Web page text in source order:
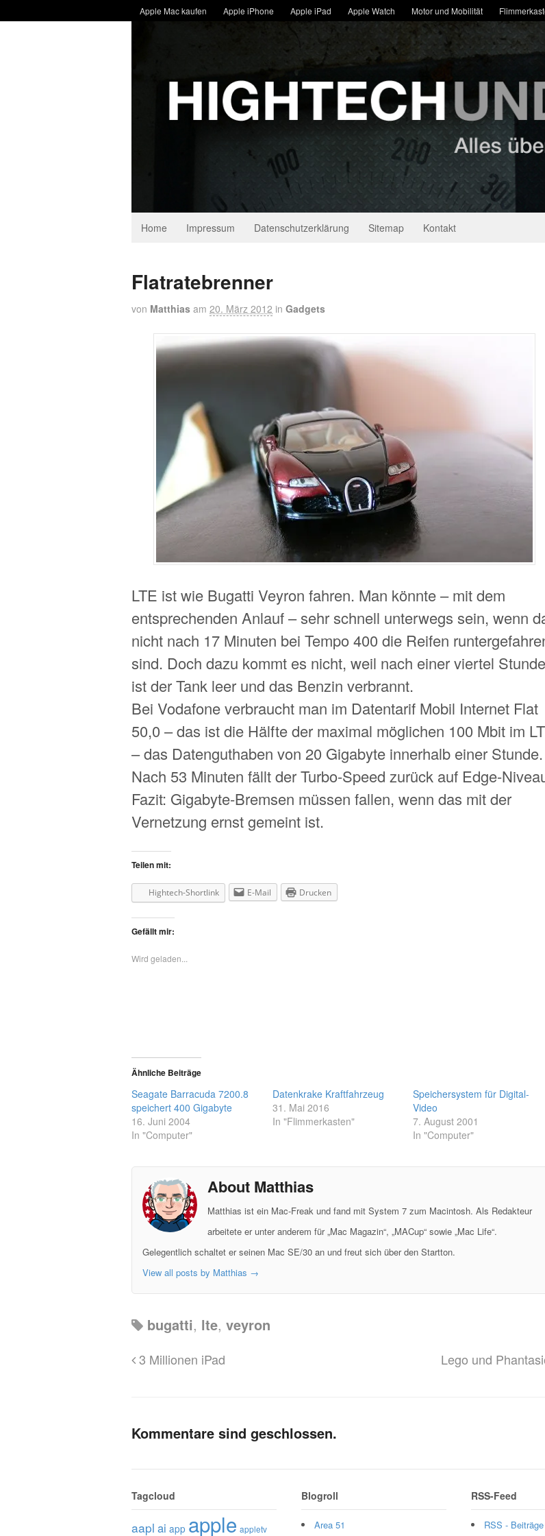
Apple Mac kaufen Apple iPhone Apple iPad Apple Watch Motor und Mobilität
Home Impressum Datenschutzerklärung Sitemap Kontakt
Flatratebrenner
von Matthias am 20. März 2012 in Gadgets
LTE ist wie Bugatti Veyron fahren. Man könnte – mit dem
entsprechenden Anlauf – sehr schnell unterwegs sein, wenn
nicht nach 17 Minuten bei Tempo 400 die Reifen
sind. Doch dazu kommt es nicht, weil nach einer viertel Stunde
ist der Tank leer und das Benzin verbrannt.
Bei Vodafone verbraucht man im Datentarif Mobil Internet Flat
50,0 – das ist die Hälfte der maximal möglichen 100 Mbit im
– das Datenguthaben von 20 Gigabyte innerhalb einer Stunde.
Nach 53 Minuten fällt der Turbo-Speed zurück auf Edge-
Fazit: Gigabyte-Bremsen müssen fallen, wenn das mit der
Vernetzung ernst gemeint ist.
Teilen mit:
Hightech-Shortlink E-Mail Drucken
Gefällt mir:
Wird geladen...
Ähnliche Beiträge
Seagate Barracuda 7200.8
speichert 400 Gigabyte
16. Juni 2004
In "Computer"
Datenkrake Kraftfahrzeug
31. Mai 2016
In "Flimmerkasten"
Speichersystem für Digital-
Video
7. August 2001
In "Computer"
About Matthias
Matthias ist ein Mac-Freak und fand mit System 7 zum Macintosh. Als Redakteur
arbeitete er unter anderem für „Mac Magazin“, „MACup“ sowie „Mac Life“.
Gelegentlich schaltet er seinen Mac SE/30 an und freut sich über den Startton.
View all posts by Matthias →
bugatti, lte, veyron
3 Millionen iPad Lego und
Kommentare sind geschlossen.
Tagcloud
aapl ai app apple appletv
Blogroll
Area 51
RSS-Feed
RSS - Beiträge